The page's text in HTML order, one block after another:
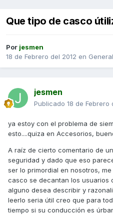
Que tipo de casco
Por jesmen
18 de Febrero del 2012 en General
jesmen
Publicado 18 de Febrero
ya estoy con el problema de
esto....quiza en Accesorios,
A raíz de cierto comentario de
seguridad y dado que eso
ser lo primordial en nosotros,
casco se decantan los usuarios
alguno desea describir y
leerlo seria útil creo que para
tiempo si su conducción es